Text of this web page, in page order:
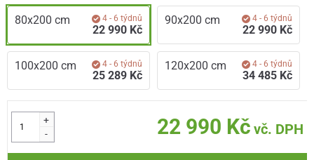
80x200 cm 4 - 6 týdnů
22 990 Kč
90x200 cm 4 - 6 týdnů
22 990 Kč
100x200 cm 4 - 6 týdnů
25 289 Kč
120x200 cm 4 - 6 týdnů
34 485 Kč
+
-
22 990 Kč vč. DPH